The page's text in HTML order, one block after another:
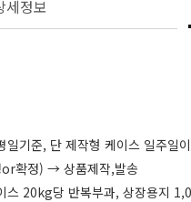
세정보
기준, 단 제작형 케이스 일주일
확정) → 상품제작,발송
20kg당 반복부과, 상장용지